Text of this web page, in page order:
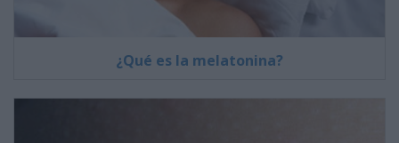
¿Qué es la melatonina?